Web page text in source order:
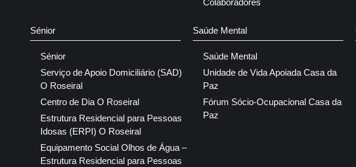
Colaboradores
Sénior
Sénior
Serviço de Apoio Domiciliário (SAD)
O Roseiral
Centro de Dia O Roseiral
Estrutura Residencial para Pessoas
Idosas (ERPI) O Roseiral
Equipamento Social Olhos de Água –
Estrutura Residencial para Pessoas
Saúde Mental
Saúde Mental
Unidade de Vida Apoiada Casa da
Paz
Fórum Sócio-Ocupacional Casa da
Paz